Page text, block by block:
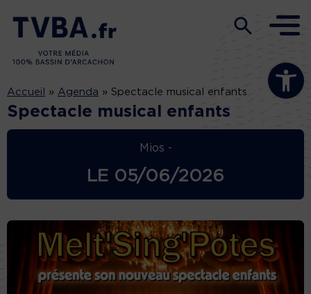
Ouvrir la
Accueil » Agenda » Spectacle musical enfants
Spectacle musical enfants
Mios -
LE 05/06/2026